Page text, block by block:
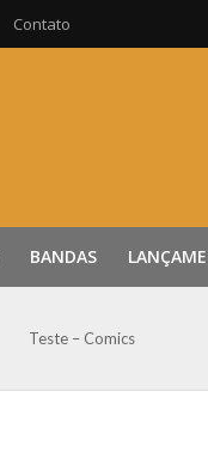
Contato
BANDAS
Teste – Comics